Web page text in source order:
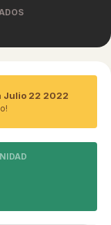
Julio 22 2022